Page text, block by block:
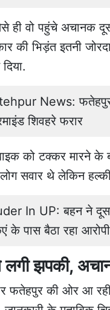
ही वो पहुंचे अचानक
की भिड़ंत इतनी
News: फतेहपुर
शिवहरे फरार
को टक्कर मारने के
सवार थे लेकिन
In UP: बहन ने
के पास बैठा रहा आरोपी
झपकी,
की ओर आ रही